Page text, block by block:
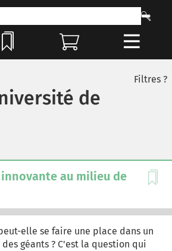
de
Filtres ?
innovante au milieu de
elle se faire une place dans un
géants ? C'est la question qui